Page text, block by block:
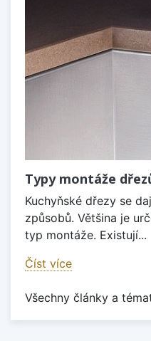
Typy montáže
Kuchyňské dřezy se
způsobů. Většina je
typ montáže. Existují...
Číst více
Všechny články a